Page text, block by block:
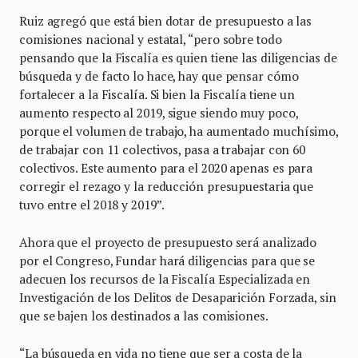
Ruiz agregó que está bien dotar de presupuesto a las
comisiones nacional y estatal, “pero sobre todo
pensando que la Fiscalía es quien tiene las diligencias de
búsqueda y de facto lo hace, hay que pensar cómo
fortalecer a la Fiscalía. Si bien la Fiscalía tiene un
aumento respecto al 2019, sigue siendo muy poco,
porque el volumen de trabajo, ha aumentado muchísimo,
de trabajar con 11 colectivos, pasa a trabajar con 60
colectivos. Este aumento para el 2020 apenas es para
corregir el rezago y la reducción presupuestaria que
tuvo entre el 2018 y 2019”.
Ahora que el proyecto de presupuesto será analizado
por el Congreso, Fundar hará diligencias para que se
adecuen los recursos de la Fiscalía Especializada en
Investigación de los Delitos de Desaparición Forzada, sin
que se bajen los destinados a las comisiones.
“La búsqueda en vida no tiene que ser a costa de la